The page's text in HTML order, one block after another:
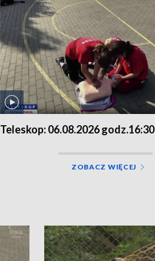
Teleskop: 06.08.2026 godz.16:30
ZOBACZ WIĘCEJ